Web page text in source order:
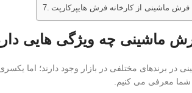
فرش ماشینی از کارخانه فرش هایپرکارپت
ماشینی چه ویژگی هایی
در برندهای مختلفی در بازار وجود دارند؛ اما
شما معرفی می کنیم.